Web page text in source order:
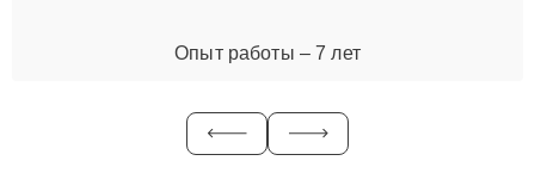
Опыт работы – 7 лет